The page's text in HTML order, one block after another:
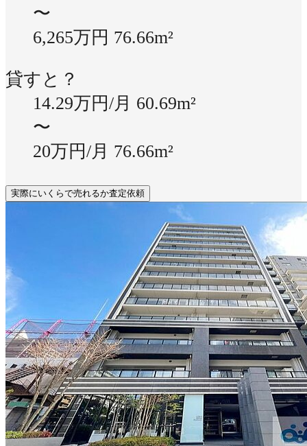
〜
6,265万円 76.66m²
貸すと？
14.29万円/月 60.69m²
〜
20万円/月 76.66m²
実際にいくらで売れるか査定依頼